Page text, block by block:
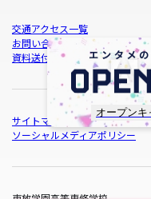
オープンキ
交通アクセス一覧
お問い合わせ一覧
資料送付の停止
サイトマップ
ソーシャルメディアポリシー